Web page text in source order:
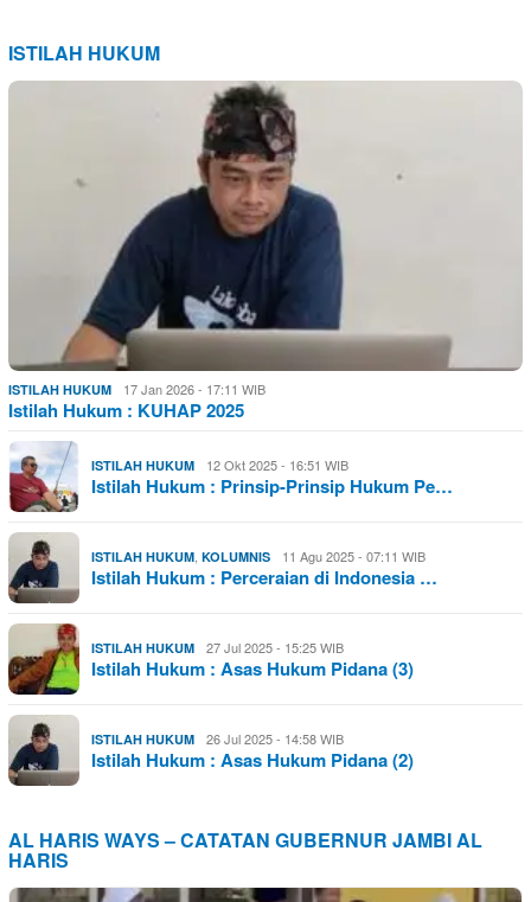
ISTILAH HUKUM
ISTILAH HUKUM 17 Jan 2026 - 17:11 WIB
Istilah Hukum : KUHAP 2025
ISTILAH HUKUM 12 Okt 2025 - 16:51 WIB
Istilah Hukum : Prinsip-Prinsip Hukum Pe…
ISTILAH HUKUM, KOLUMNIS 11 Agu 2025 - 07:11 WIB
Istilah Hukum : Perceraian di Indonesia …
ISTILAH HUKUM 27 Jul 2025 - 15:25 WIB
Istilah Hukum : Asas Hukum Pidana (3)
ISTILAH HUKUM 26 Jul 2025 - 14:58 WIB
Istilah Hukum : Asas Hukum Pidana (2)
AL HARIS WAYS – CATATAN GUBERNUR JAMBI AL
HARIS